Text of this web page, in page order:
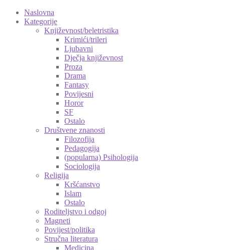
Naslovna
Kategorije
Književnost/beletristika
Krimići/trileri
Ljubavni
Dječja književnost
Proza
Drama
Fantasy
Povijesni
Horor
SF
Ostalo
Društvene znanosti
Filozofija
Pedagogija
(popularna) Psihologija
Sociologija
Religija
Kršćanstvo
Islam
Ostalo
Roditeljstvo i odgoj
Magneti
Povijest/politika
Stručna literatura
Medicina